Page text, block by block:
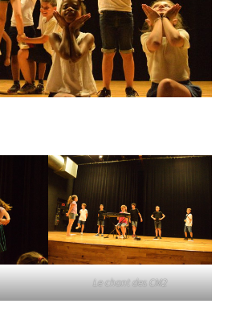
Le chant des CM2